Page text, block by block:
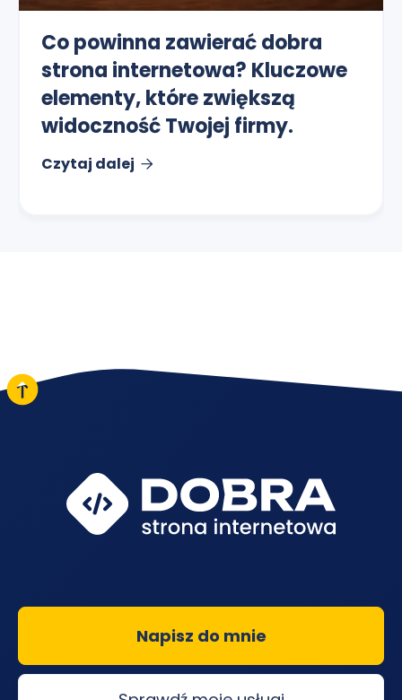
Co powinna zawierać dobra
strona internetowa? Kluczowe
elementy, które zwiększą
widoczność Twojej firmy.
Czytaj dalej 
Napisz do mnie